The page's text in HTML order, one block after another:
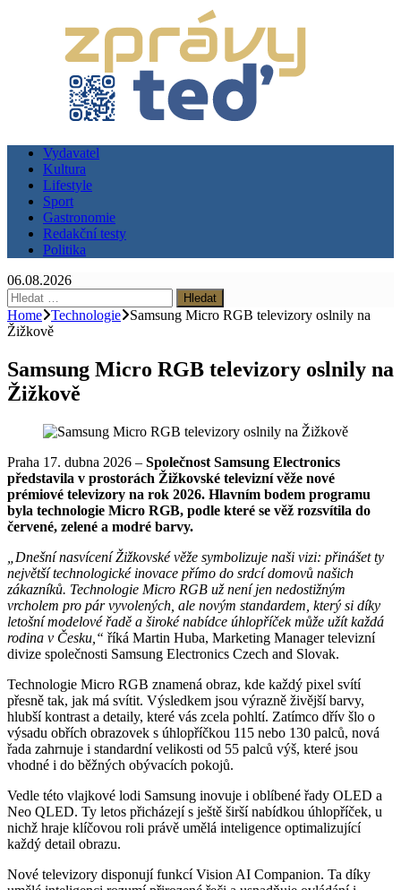
Vydavatel
Kultura
Lifestyle
Sport
Gastronomie
Redakční testy
Politika
06.08.2026
Vyhledávání
Home Technologie
Samsung Micro RGB televizory oslnily na
Žižkově
Samsung Micro RGB televizory oslnily na
Žižkově
Praha 17. dubna 2026 – Společnost Samsung Electronics
představila v prostorách Žižkovské televizní věže nové
prémiové televizory na rok 2026. Hlavním bodem programu
byla technologie Micro RGB, podle které se věž rozsvítila do
červené, zelené a modré barvy.
„Dnešní nasvícení Žižkovské věže symbolizuje naši vizi: přinášet ty
největší technologické inovace přímo do srdcí domovů našich
zákazníků. Technologie Micro RGB už není jen nedostižným
vrcholem pro pár vyvolených, ale novým standardem, který si díky
letošní modelové řadě a široké nabídce úhlopříček může užít každá
rodina v Česku,“ říká Martin Huba, Marketing Manager televizní
divize společnosti Samsung Electronics Czech and Slovak.
Technologie Micro RGB znamená obraz, kde každý pixel svítí
přesně tak, jak má svítit. Výsledkem jsou výrazně živější barvy,
hlubší kontrast a detaily, které vás zcela pohltí. Zatímco dřív šlo o
výsadu obřích obrazovek s úhlopříčkou 115 nebo 130 palců, nová
řada zahrnuje i standardní velikosti od 55 palců výš, které jsou
vhodné i do běžných obývacích pokojů.
Vedle této vlajkové lodi Samsung inovuje i oblíbené řady OLED a
Neo QLED. Ty letos přicházejí s ještě širší nabídkou úhlopříček, u
nichž hraje klíčovou roli právě umělá inteligence optimalizující
každý detail obrazu.
Nové televizory disponují funkcí Vision AI Companion. Ta díky